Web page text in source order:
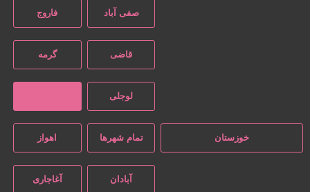
صفی آباد فاروج
قاضی گرمه
لوجلی
خوزستان تمام شهر‌ها
آبادان آغاجاری